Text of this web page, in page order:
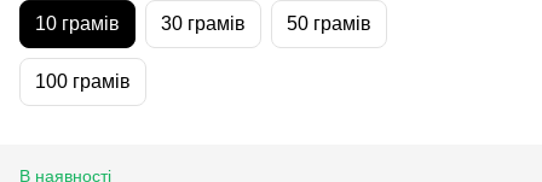
10 грамів 30 грамів 50 грамів
100 грамів
В наявності